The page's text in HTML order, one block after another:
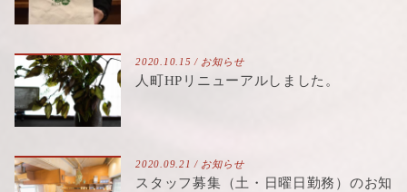
2020.10.15 / お知らせ
人町HPリニューアルしました。
2020.09.21 / お知らせ
スタッフ募集（土・日曜日勤務）のお知